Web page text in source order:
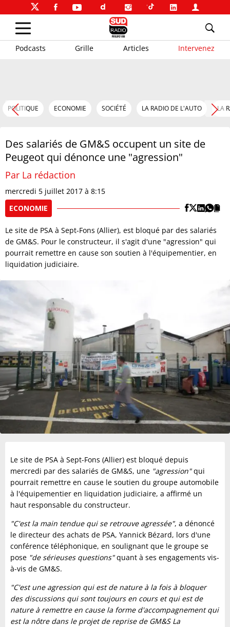
Podcasts Grille Articles Intervenez
POLITIQUE ECONOMIE SOCIÉTÉ LA RADIO DE L'AUTO LA
Des salariés de GM&S occupent un site de
Peugeot qui dénonce une "agression"
Par La rédaction
mercredi 5 juillet 2017 à 8:15
ECONOMIE
Le site de PSA à Sept-Fons (Allier), est bloqué par des salariés
de GM&S. Pour le constructeur, il s'agit d'une "agression" qui
pourrait remettre en cause son soutien à l'équipementier, en
liquidation judiciaire.
Le site de PSA à Sept-Fons (Allier) est bloqué depuis
mercredi par des salariés de GM&S, une "agression"qui
pourrait remettre en cause le soutien du groupe automobile
à l'équipementier en liquidation judiciaire, a affirmé un
haut responsable du constructeur.
"C'est la main tendue qui se retrouve agressée", a dénoncé
le directeur des achats de PSA, Yannick Bézard, lors d'une
conférence téléphonique, en soulignant que le groupe se
pose "de sérieuses questions"quant à ses engagements vis-
à-vis de GM&S.
"C'est une agression qui est de nature à la fois à bloquer
des discussions qui sont toujours en cours et qui est de
nature à remettre en cause la forme d'accompagnement qui
est la nôtre dans le projet de reprise de GM&S La